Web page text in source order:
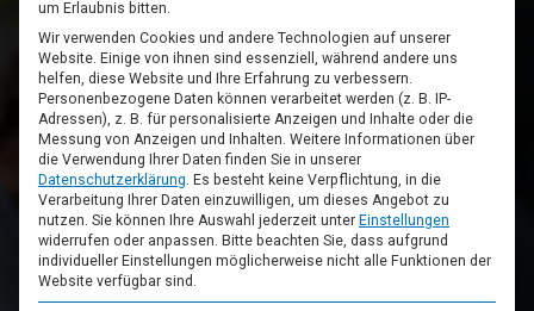
WHO WE ARE
DasA&Odes Verkaufens
um Erlaubnis bitten.
Wir verwenden Cookies und andere Technologien auf unserer
Website. Einige von ihnen sind essenziell, während andere uns
helfen, diese Website und Ihre Erfahrung zu verbessern.
Personenbezogene Daten können verarbeitet werden (z. B. IP-
Adressen), z. B. für personalisierte Anzeigen und Inhalte oder die
Messung von Anzeigen und Inhalten. Weitere Informationen über
die Verwendung Ihrer Daten finden Sie in unserer
Datenschutzerklärung. Es besteht keine Verpflichtung, in die
Verarbeitung Ihrer Daten einzuwilligen, um dieses Angebot zu
nutzen. Sie können Ihre Auswahl jederzeit unter Einstellungen
widerrufen oder anpassen. Bitte beachten Sie, dass aufgrund
individueller Einstellungen möglicherweise nicht alle Funktionen der
Website verfügbar sind.